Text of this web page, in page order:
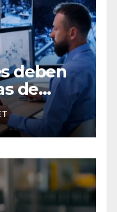
deben
de
por